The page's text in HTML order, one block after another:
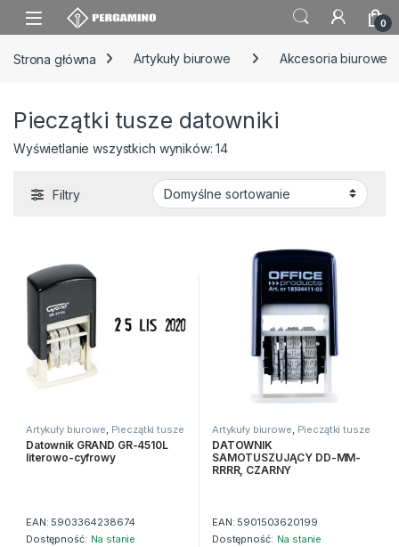
Skip to navigation
Skip to content
0
Strona główna Artykuły biurowe Akcesoria biurowe
Pieczątki tusze datowniki
Wyświetlanie wszystkich wyników: 14
Filtry
Artykuły biurowe Pieczątki tusze
datowniki
Datownik GRAND GR-4510L
literowo-cyfrowy
EAN: 5903364238674
Dostępność: Na stanie
Artykuły biurowe Pieczątki tusze
datowniki
DATOWNIK
SAMOTUSZUJĄCY DD-MM-
RRRR, CZARNY
EAN: 5901503620199
Dostępność: Na stanie